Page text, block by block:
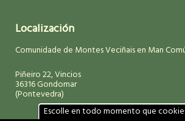
Localización
Comunidade de Montes Veciñais en Man
Piñeiro 22, Vincios
36316 Gondomar
(Pontevedra)
Escolle en todo momento que